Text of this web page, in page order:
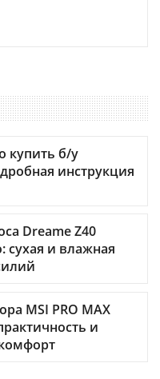
купить б/у
инструкция
Dreame Z40
сухая и влажная
MSI PRO MAX
и